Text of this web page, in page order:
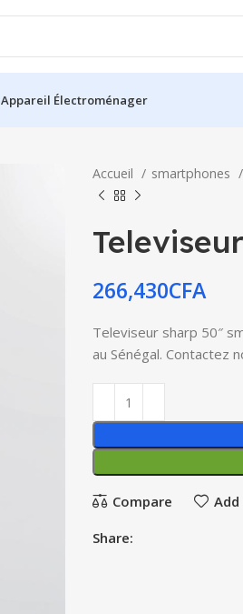
Appareil Électroménager
Accueil smartphones
266,430CFA
Televiseur sharp 50″
au Sénégal. Contactez
Compare
Share: